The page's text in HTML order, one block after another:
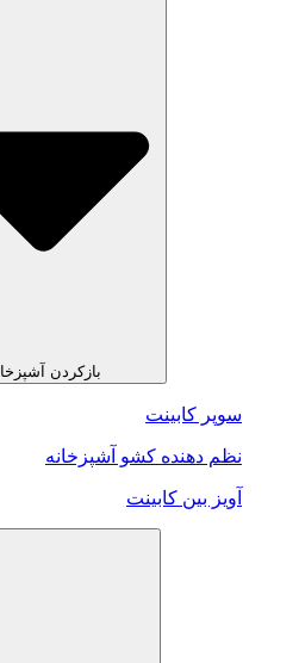
بازکردن آشپزخانه
سوپر کابینت
نظم دهنده کشو آشپزخانه
آویز بین کابینت